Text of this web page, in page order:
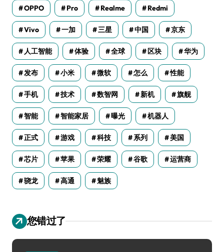
OPPO Pro Realme Redmi
Vivo 一加 三星 中国 京东
人工智能 体验 全球 区块 华为
发布 小米 微软 怎么 性能
手机 技术 数智网 新机 旗舰
智能 智能家居 曝光 机器人
正式 游戏 科技 系列 美国
芯片 苹果 荣耀 谷歌 运营商
骁龙 高通 魅族
您错过了